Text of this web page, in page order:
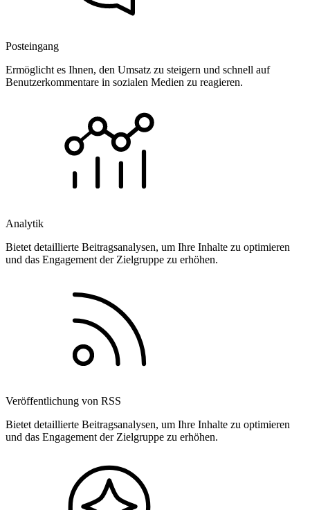
Posteingang
Ermöglicht es Ihnen, den Umsatz zu steigern und schnell auf
Benutzerkommentare in sozialen Medien zu reagieren.
Analytik
Bietet detaillierte Beitragsanalysen, um Ihre Inhalte zu optimieren
und das Engagement der Zielgruppe zu erhöhen.
Veröffentlichung von RSS
Bietet detaillierte Beitragsanalysen, um Ihre Inhalte zu optimieren
und das Engagement der Zielgruppe zu erhöhen.